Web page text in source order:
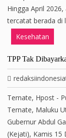
Hingga April
tercatat berada di
Kesehatan
TPP Tak
Ternate, Hpost -
Ternate, Maluku
Gubernur Abdul
(Kejati), Kamis 15